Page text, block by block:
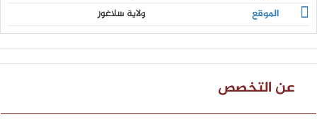
الموقع
ولاية سلاغور
عن التخصص